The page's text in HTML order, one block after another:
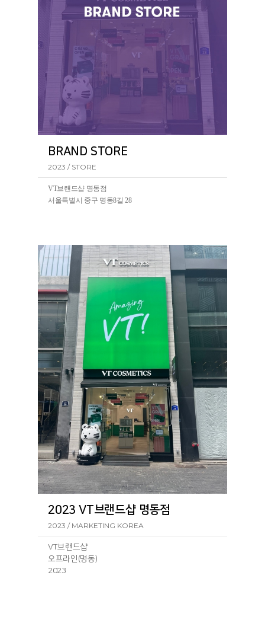
BRAND STORE
2023 / STORE
VT브랜드샵 명동점
서울특별시 중구 명동8길 28
VT브랜드샵 명동점에서 리들샷을 포함한 VT의 전 제품
을 만나볼 수 있습니다.
ㆍVT코스메틱 명동점
서울 중구 명동8길 28 VT코스메틱 명동점
ㆍ VT코스메틱 유네스코점
서울 중구 명동길 5-1 VT코스메틱 유네스코점
5-1
ㆍVT코스메틱 동대문점
서울 중구 장충단로 257-1 VT코스메틱 동대문
점257-1
ㆍVT코스메틱 월드점
서울 중구 명동4길 40 VT코스메틱 월드점40
ㆍVT코스메틱 명동5호점
서울 중구 남대문로 66-1 1층 1호 VT코스메틱
명동5호점66-1
2023 VT브랜드샵 명동점
2023 / MARKETING KOREA
VT브랜드샵
오프라인(명동)
2023